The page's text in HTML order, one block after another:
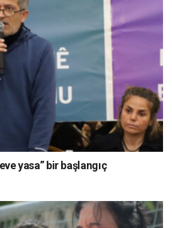
yasa” bir başlangıç